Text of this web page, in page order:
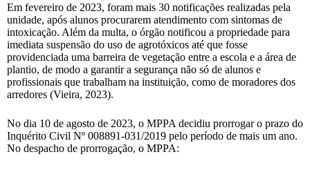
Em fevereiro de 2023, foram mais 30 notificações realizadas pela
unidade, após alunos procurarem atendimento com sintomas de
intoxicação. Além da multa, o órgão notificou a propriedade para
imediata suspensão do uso de agrotóxicos até que fosse
providenciada uma barreira de vegetação entre a escola e a área de
plantio, de modo a garantir a segurança não só de alunos e
profissionais que trabalham na instituição, como de moradores dos
arredores (Vieira, 2023).
No dia 10 de agosto de 2023, o MPPA decidiu prorrogar o prazo do
Inquérito Civil Nº 008891-031/2019 pelo período de mais um ano.
No despacho de prorrogação, o MPPA: